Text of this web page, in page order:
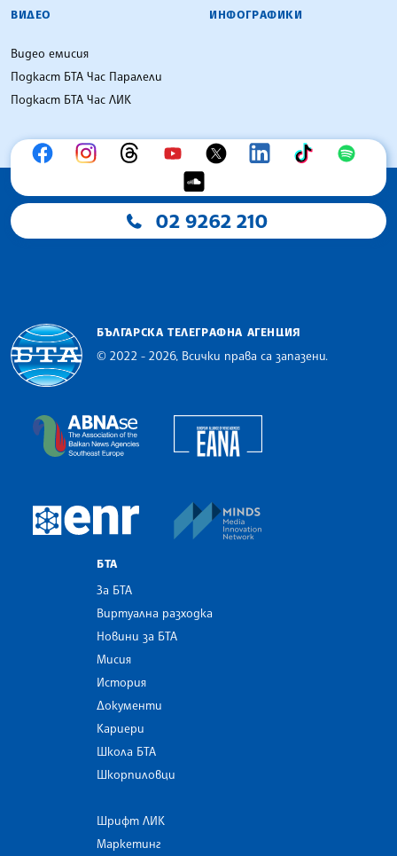
ВИДЕО
Видео емисия
Подкаст БТА Час Паралели
Подкаст БТА Час ЛИК
ИНФОГРАФИКИ
02 9262 210
БЪЛГАРСКА ТЕЛЕГРАФНА АГЕНЦИЯ
© 2022 - 2026, Всички права са запазени.
The Assocoation of the Balkan News Agencies
European Newsroom
БТА
За БТА
Виртуална разходка
Новини за БТА
Мисия
История
Документи
Кариери
Школа БТА
Шкорпиловци
Шрифт ЛИК
Маркетинг